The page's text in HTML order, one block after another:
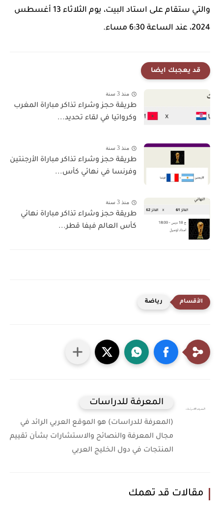
والتي ستقام على استاد البيت، يوم الثلاثاء 13 أغسطس
2024، عند الساعة 6:30 مساء.
قد يعجبك ايضا
منذ 3 سنة
طريقة حجز وشراء تذاكر مباراة المغرب
وكرواتيا في لقاء تحديد...
منذ 3 سنة
طريقة حجز وشراء تذاكر مباراة الأرجنتين
وفرنسا في نهائي كأس...
منذ 3 سنة
طريقة حجز وشراء تذاكر مباراة نهائي
كأس العالم فيفا قطر...
رياضة
المعرفة للدراسات
(المعرفة للدراسات) هو الموقع العربي الرائد في
مجال المعرفة والنصائح والاستشارات بشأن تقييم
المنتجات في دول الخليج العربي
مقالات قد تهمك